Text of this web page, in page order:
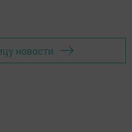
новости